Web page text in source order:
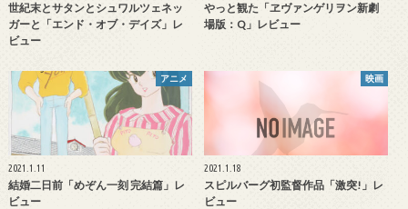
世紀末とサタンとシュワルツェネッ
ガーと「エンド・オブ・デイズ」レ
ビュー
やっと観た「ヱヴァンゲリヲン新劇
場版：Q」レビュー
アニメ
2021.1.11
結婚二日前「めぞん一刻 完結篇」レ
ビュー
映画
2021.1.18
スピルバーグ初監督作品「激突!」レ
ビュー